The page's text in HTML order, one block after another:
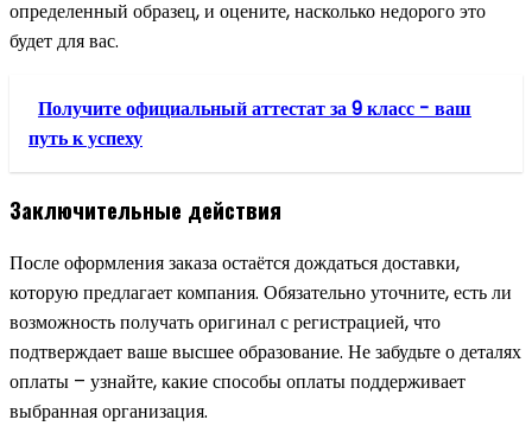
определенный образец, и оцените, насколько недорого это
будет для вас.
Получите официальный аттестат за 9 класс - ваш
путь к успеху
Заключительные действия
После оформления заказа остаётся дождаться доставки,
которую предлагает компания. Обязательно уточните, есть ли
возможность получать оригинал с регистрацией, что
подтверждает ваше высшее образование. Не забудьте о деталях
оплаты – узнайте, какие способы оплаты поддерживает
выбранная организация.